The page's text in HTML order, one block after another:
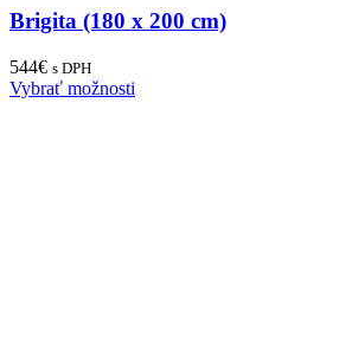
Brigita (180 x 200 cm)
544€ s DPH
Vybrať možnosti